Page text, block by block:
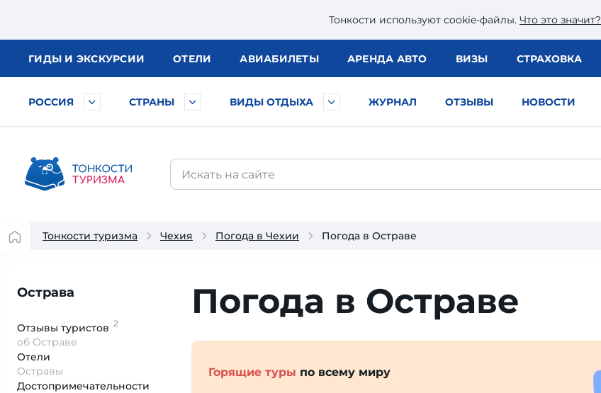
Тонкости используют сookie-файлы. Что это значит?
ГИДЫ И ЭКСКУРСИИ ОТЕЛИ АВИАБИЛЕТЫ АРЕНДА АВТО ВИЗЫ СТРАХОВКА
РОССИЯ СТРАНЫ ВИДЫ ОТДЫХА ЖУРНАЛ ОТЗЫВЫ НОВОСТИ
Тонкости туризма Чехия Погода в Чехии Погода в Остраве
Острава
Отзывы туристов 2
об Остраве
Отели
Остравы
Достопримеча­тельности
Погода в Остраве
Горящие туры по всему миру